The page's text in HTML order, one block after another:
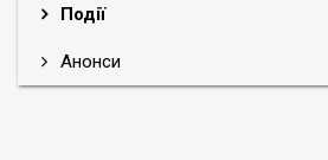
Події
Анонси